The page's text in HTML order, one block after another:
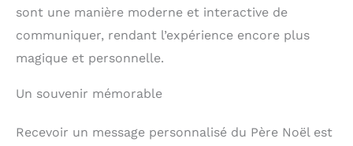
sont une manière moderne et interactive de
communiquer, rendant l’expérience encore plus
magique et personnelle.
Un souvenir mémorable
Recevoir un message personnalisé du Père Noël est